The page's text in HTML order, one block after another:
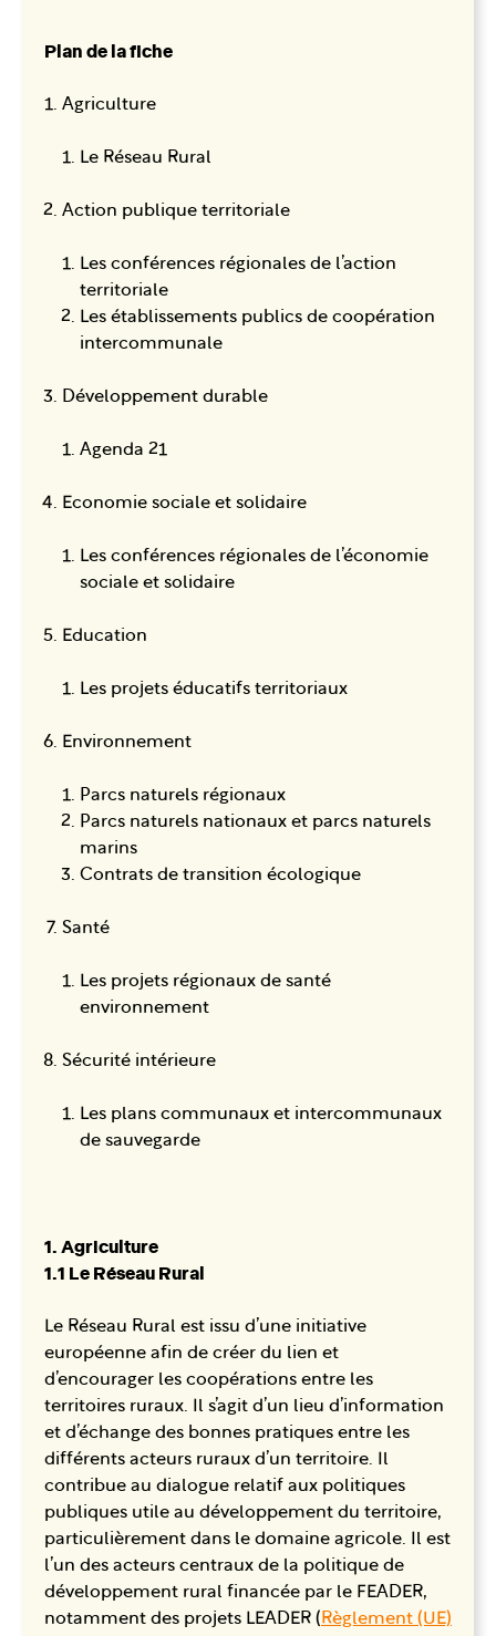
Plan de la fiche
Agriculture
Le Réseau Rural
Action publique territoriale
Les conférences régionales de l’action
territoriale
Les établissements publics de coopération
intercommunale
Développement durable
Agenda 21
Economie sociale et solidaire
Les conférences régionales de l’économie
sociale et solidaire
Education
Les projets éducatifs territoriaux
Environnement
Parcs naturels régionaux
Parcs naturels nationaux et parcs naturels
marins
Contrats de transition écologique
Santé
Les projets régionaux de santé
environnement
Sécurité intérieure
Les plans communaux et intercommunaux
de sauvegarde
1. Agriculture
1.1 Le Réseau Rural
Le Réseau Rural est issu d’une initiative
européenne afin de créer du lien et
d’encourager les coopérations entre les
territoires ruraux. Il s’agit d’un lieu d’information
et d’échange des bonnes pratiques entre les
différents acteurs ruraux d’un territoire. Il
contribue au dialogue relatif aux politiques
publiques utile au développement du territoire,
particulièrement dans le domaine agricole. Il est
l’un des acteurs centraux de la politique de
développement rural financée par le FEADER,
notamment des projets LEADER (Règlement (UE)